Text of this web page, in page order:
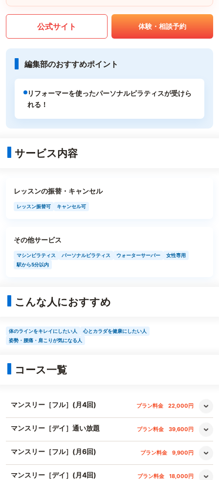
公式サイト 体験・相談予約
編集部のおすすめポイント
リフォーマーを使ったパーソナルピラティスが受けら
れる！
サービス内容
レッスンの振替・キャンセル
レッスン振替可 キャンセル可
その他サービス
マシンピラティス パーソナルピラティス ウォーターサーバー
女性専用
駅から5分以内
こんな人におすすめ
体のラインをキレイにしたい人
心とカラダを健康にしたい人
姿勢・腰痛・肩こりが気になる人
コース一覧
マンスリー［フル］(月4回) プラン料金 22,000円
マンスリー［デイ］通い放題 プラン料金 39,600円
マンスリー［フル］(月6回) プラン料金 9,900円
マンスリー［デイ］(月4回) プラン料金 18,000円